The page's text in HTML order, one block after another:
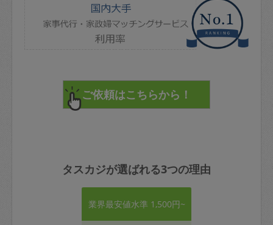
タスカジが選ばれる3つの理由
業界最安値水準 1,500円~